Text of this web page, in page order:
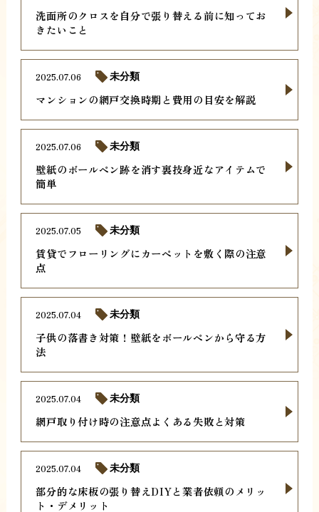
洗面所のクロスを自分で張り替える前に知ってお
きたいこと
マンションの網戸交換時期と費用の目安を解説
2025.07.06 未分類
壁紙のボールペン跡を消す裏技身近なアイテムで
簡単
2025.07.06 未分類
賃貸でフローリングにカーペットを敷く際の注意
点
2025.07.05 未分類
子供の落書き対策！壁紙をボールペンから守る方
法
2025.07.04 未分類
網戸取り付け時の注意点よくある失敗と対策
2025.07.04 未分類
部分的な床板の張り替えDIYと業者依頼のメリッ
ト・デメリット
2025.07.04 未分類